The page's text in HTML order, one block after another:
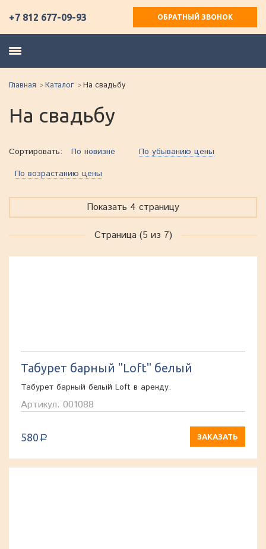
+7 812 677-09-93 ОБРАТНЫЙ ЗВОНОК
Главная Каталог На свадьбу
На свадьбу
Сортировать: По новизне
По убыванию цены
По возрастанию цены
Показать 4 страницу
Страница (5 из 7)
Табурет барный "Loft" белый
Табурет барный белый Loft в аренду.
Артикул: 001088
580 a ЗАКАЗАТЬ